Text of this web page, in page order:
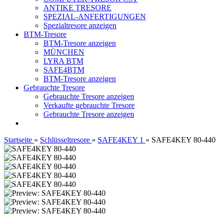
ANTIKE TRESORE
SPEZIAL-ANFERTIGUNGEN
Spezialtresore anzeigen
BTM-Tresore
BTM-Tresore anzeigen
MÜNCHEN
LYRA BTM
SAFE4BTM
BTM-Tresore anzeigen
Gebrauchte Tresore
Gebrauchte Tresore anzeigen
Verkaufte gebrauchte Tresore
Gebrauchte Tresore anzeigen
Startseite » Schlüsseltresore » SAFE4KEY 1 » SAFE4KEY 80-440